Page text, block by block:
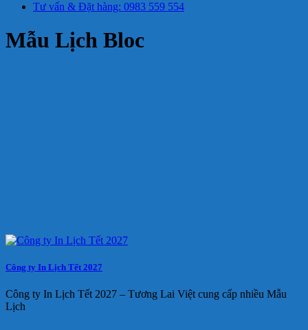
Tư vấn & Đặt hàng: 0983 559 554
Mẫu Lịch Bloc
Công ty In Lịch Tết 2027
Công ty In Lịch Tết 2027 – Tương Lai Việt cung cấp nhiều Mẫu
Lịch